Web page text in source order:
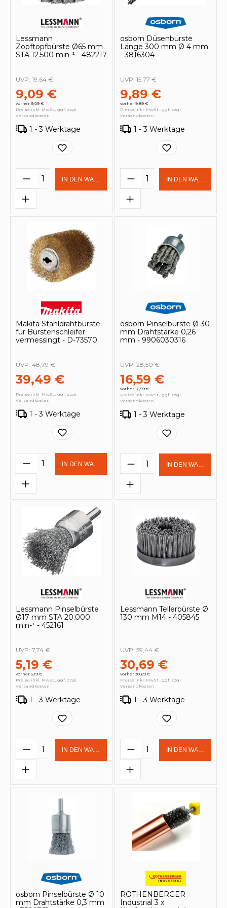
Lessmann
Zopftopfbürste Ø65 mm
STA 12.500 min-¹ - 482217
9,09 €
vorher 9,09 €
UVP: 19,64 €
Preise inkl. MwSt., ggf. zzgl.
Versandkosten
1 - 3 Werktage
Produkt Anzahl: Gib den
IN DEN WARENKORB
osborn Düsenbürste
Länge 300 mm Ø 4 mm
- 3816304
9,89 €
vorher 9,89 €
UVP: 15,77 €
Preise inkl. MwSt., ggf. zzgl.
Versandkosten
1 - 3 Werktage
Produkt Anzahl:
IN DEN
Makita Stahldrahtbürste
für Bürstenschleifer
vermessingt - D-73570
39,49 €
UVP: 48,79 €
Preise inkl. MwSt., ggf. zzgl.
Versandkosten
1 - 3 Werktage
Produkt Anzahl: Gib den
IN DEN WARENKORB
osborn Pinselbürste Ø 30
mm Drahtstärke 0,26
mm - 9906030316
16,59 €
vorher 16,59 €
UVP: 28,50 €
Preise inkl. MwSt., ggf. zzgl.
Versandkosten
1 - 3 Werktage
Produkt Anzahl:
IN DEN
Lessmann Pinselbürste
Ø17 mm STA 20.000
min-¹ - 452161
5,19 €
vorher 5,19 €
UVP: 7,74 €
Preise inkl. MwSt., ggf. zzgl.
Versandkosten
1 - 3 Werktage
Produkt Anzahl: Gib den
IN DEN WARENKORB
Lessmann Tellerbürste Ø
130 mm M14 - 405845
30,69 €
vorher 30,69 €
UVP: 59,44 €
Preise inkl. MwSt., ggf. zzgl.
Versandkosten
1 - 3 Werktage
Produkt Anzahl:
IN DEN
osborn Pinselbürste Ø 10
mm Drahtstärke 0,3 mm
ROTHENBERGER
Industrial 3 x